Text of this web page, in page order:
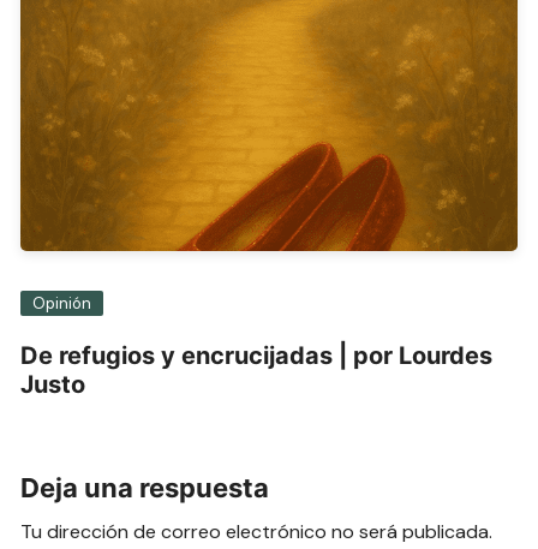
Opinión
De refugios y encrucijadas | por Lourdes
Justo
Deja una respuesta
Tu dirección de correo electrónico no será publicada.